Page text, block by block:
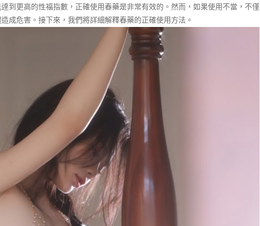
到更高的性福指數，正確使用春藥是非常有效的。然而，如果使用不當，不僅
成危害。接下來，我們將詳細解釋春藥的正確使用方法。